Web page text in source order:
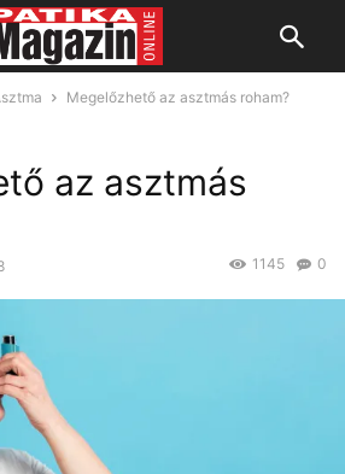
Megelőzhető az asztmás roham?
az asztmás
0
1145